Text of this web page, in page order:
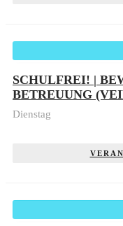
SCHULFREI! |
BETREUUNG
Dienstag